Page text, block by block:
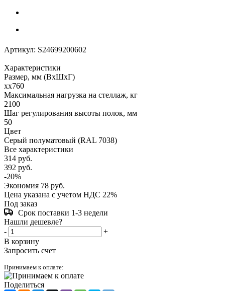
Артикул: S24699200602
Характеристики
Размер, мм (ВхШхГ)
xx760
Максимальная нагрузка на стеллаж, кг
2100
Шаг регулирования высоты полок, мм
50
Цвет
Серый полуматовый (RAL 7038)
Все характеристики
314 руб.
392 руб.
-20%
Экономия 78 руб.
Цена указана с учетом НДС 22%
Под заказ
Срок поставки 1-3 недели
Нашли дешевле?
-
+
В корзину
Запросить счет
Принимаем к оплате:
Поделиться